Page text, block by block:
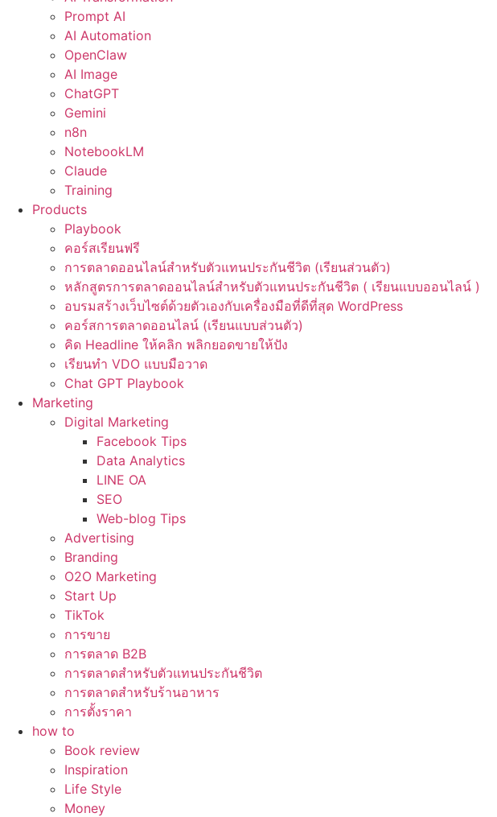
Prompt AI
AI Automation
OpenClaw
AI Image
ChatGPT
Gemini
n8n
NotebookLM
Claude
Training
Products
Playbook
คอร์สเรียนฟรี
การตลาดออนไลน์สำหรับตัวแทนประกันชีวิต (เรียนส่วนตัว)
หลักสูตรการตลาดออนไลน์สำหรับตัวแทนประกันชีวิต ( เรียนแบบออนไลน์ )
อบรมสร้างเว็บไซต์ด้วยตัวเองกับเครื่องมือที่ดีที่สุด WordPress
คอร์สการตลาดออนไลน์ (เรียนแบบส่วนตัว)
คิด Headline ให้คลิก พลิกยอดขายให้ปัง
เรียนทำ VDO แบบมือวาด
Chat GPT Playbook
Marketing
Digital Marketing
Facebook Tips
Data Analytics
LINE OA
SEO
Web-blog Tips
Advertising
Branding
O2O Marketing
Start Up
TikTok
การขาย
การตลาด B2B
การตลาดสำหรับตัวแทนประกันชีวิต
การตลาดสำหรับร้านอาหาร
การตั้งราคา
how to
Book review
Inspiration
Life Style
Money